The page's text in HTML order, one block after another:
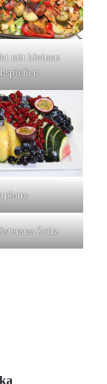
mit kleinen
Zeitz